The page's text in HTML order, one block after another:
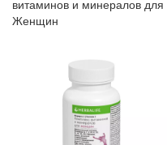
витаминов и минералов для
Женщин